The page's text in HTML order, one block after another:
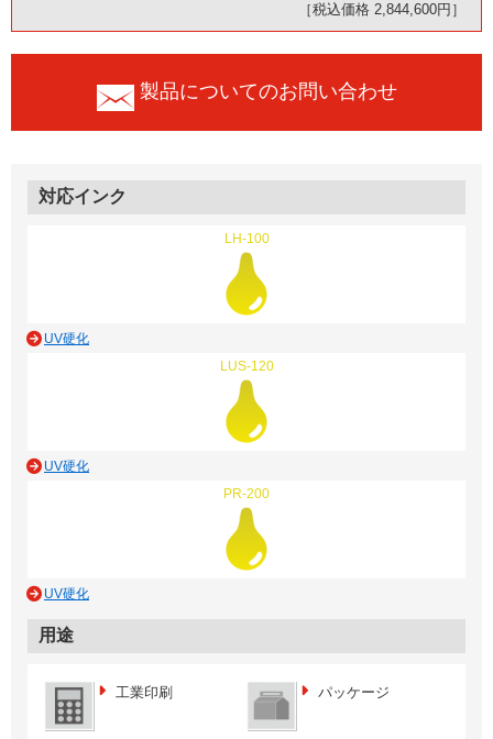
［税込価格 2,844,600円］
製品についてのお問い合わせ
対応インク
LH-100
UV硬化
LUS-120
UV硬化
PR-200
UV硬化
用途
工業印刷 パッケージ